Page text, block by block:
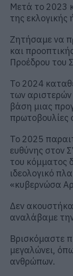
Μετά το 2023
της εκλογικής
Ζητήσαμε να
και
Προέδρου του
Το 2024
των
βάση μιας
Το 2025
ευθύνης στον
του κόμματος
ιδεολογικό
«κυβερνώσα
Δεν
αναλάβαμε
Βρισκόμαστε
μεγαλώνει,
ανθρώπων.